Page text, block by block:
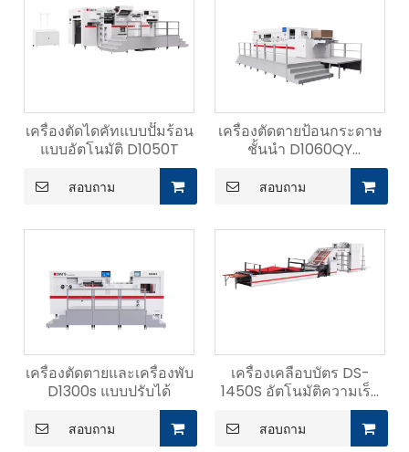
เครื่องตัดไดคัทแบบปั๊มร้อน
แบบอัตโนมัติ D1050T
สอบถาม
เครื่องตัดตายป้อนกระดาษ
ชั้นนำ D1060QY
สอบถาม
เครื่องตัดตายและเครื่องพับ
D1300s แบบปรับได้
สอบถาม
เครื่องเคลือบบัตร DS-
1450S อัตโนมัติความเร็ว
สอบถาม